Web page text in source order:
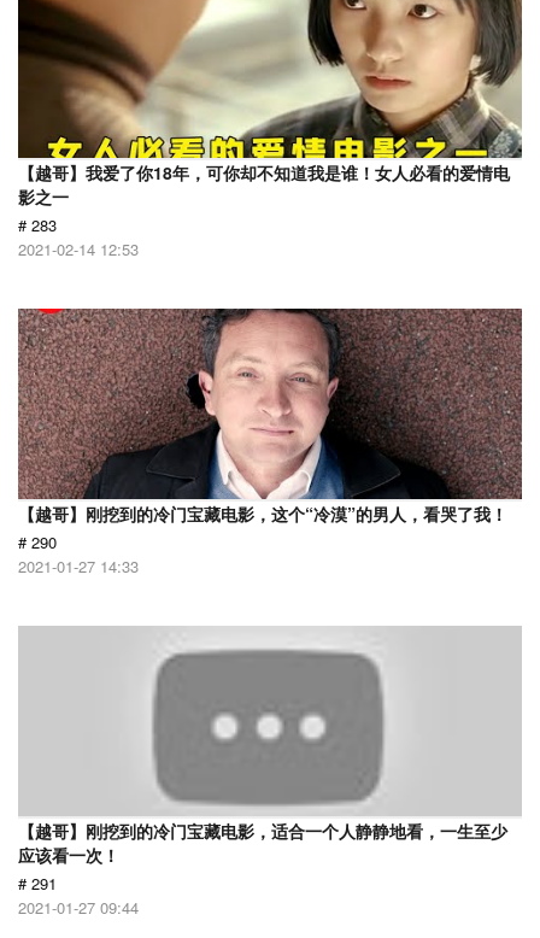
【越哥】我爱了你18年，可你却不知道我是谁！女人必看的爱情电
影之一
# 283
2021-02-14 12:53
【越哥】刚挖到的冷门宝藏电影，这个“冷漠”的男人，看哭了我！
# 290
2021-01-27 14:33
【越哥】刚挖到的冷门宝藏电影，适合一个人静静地看，一生至少
应该看一次！
# 291
2021-01-27 09:44